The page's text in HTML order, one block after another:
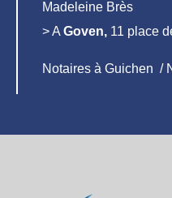
Madeleine Brès
> A Goven, 11 place
Notaires à Guichen /